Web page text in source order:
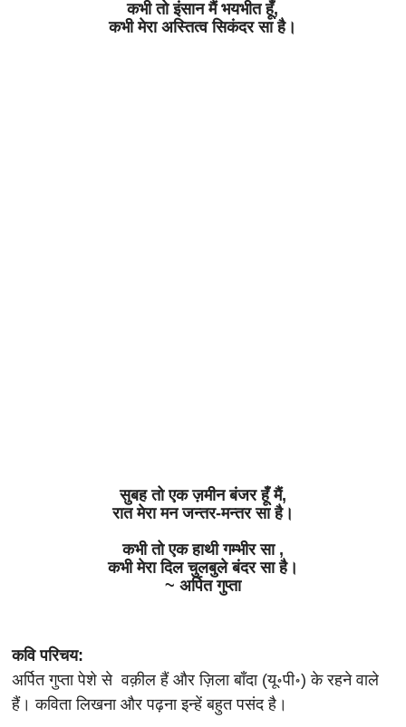
कभी तो इंसान मैं भयभीत हूँ,
कभी मेरा अस्तित्व सिकंदर सा है।
सुबह तो एक ज़मीन बंजर हूँ मैं,
रात मेरा मन जन्तर-मन्तर सा है।
कभी तो एक हाथी गम्भीर सा,
कभी मेरा दिल चुलबुले बंदर सा है।
~ अर्पित गुप्ता
कवि परिचय:
अर्पित गुप्ता पेशे से वक़ील हैं और ज़िला बाँदा (यू॰पी॰) के रहने वाले
हैं।कविता लिखना और पढ़ना इन्हें बहुत पसंद है।